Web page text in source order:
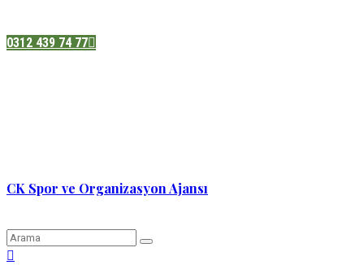
0312 439 74 77
CK Spor ve Organizasyon Ajansı